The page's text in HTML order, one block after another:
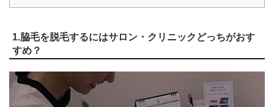
1.脇毛を脱毛するにはサロン・クリニックどっちがおす
すめ？